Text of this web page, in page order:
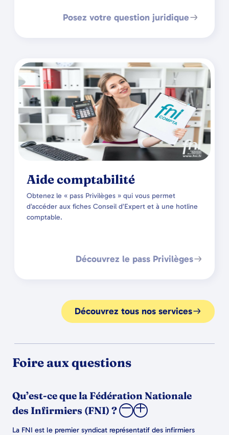
Posez votre question juridique
Aide comptabilité
Obtenez le « pass Privilèges » qui vous permet
d’accéder aux fiches Conseil d’Expert et à une hotline
comptable.
Découvrez le pass Privilèges
Découvrez tous nos services
Foire aux questions
Qu’est-ce que la Fédération Nationale
des Infirmiers (FNI) ?
La FNI est le premier syndicat représentatif des infirmiers